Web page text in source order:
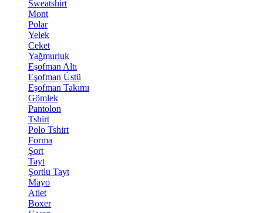
Sweatshirt
Mont
Polar
Yelek
Ceket
Yağmurluk
Eşofman Altı
Eşofman Üstü
Eşofman Takımı
Gömlek
Pantolon
Tshirt
Polo Tshirt
Forma
Şort
Tayt
Şortlu Tayt
Mayo
Atlet
Boxer